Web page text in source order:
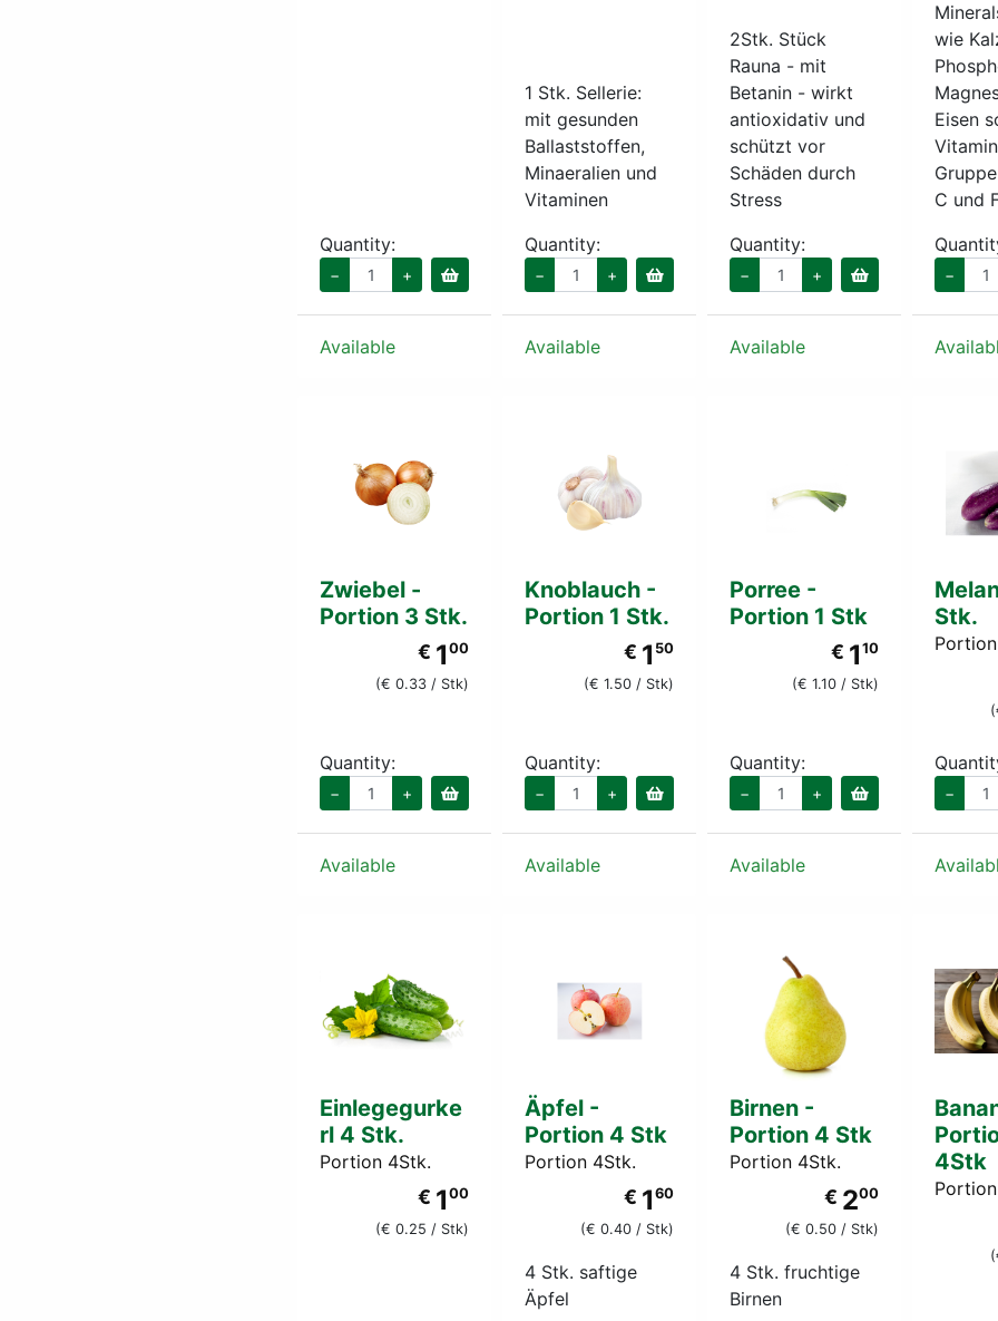
Quantity:
− +
Available
1 Stk. Sellerie:
mit gesunden
Ballaststoffen,
Minaeralien und
Vitaminen
Quantity:
− +
Available
2Stk. Stück
Rauna - mit
Betanin - wirkt
antioxidativ und
schützt vor
Schäden durch
Stress
Quantity:
− +
Available
wie
Eisen
C und
−
Zwiebel -
Portion 3 Stk.
€ 1 00
(€ 0.33 / Stk)
Quantity:
− +
Available
Knoblauch -
Portion 1 Stk.
€ 1 50
(€ 1.50 / Stk)
Quantity:
− +
Available
Porree -
Portion 1 Stk
€ 1 10
(€ 1.10 / Stk)
Quantity:
− +
Available
Stk.
−
Einlegegurke
rl 4 Stk.
Portion 4Stk.
€ 1 00
(€ 0.25 / Stk)
Äpfel -
Portion 4 Stk
Portion 4Stk.
€ 1 60
(€ 0.40 / Stk)
4 Stk. saftige
Äpfel
Birnen -
Portion 4 Stk
Portion 4Stk.
€ 200
(€ 0.50 / Stk)
4 Stk. fruchtige
Birnen
4Stk